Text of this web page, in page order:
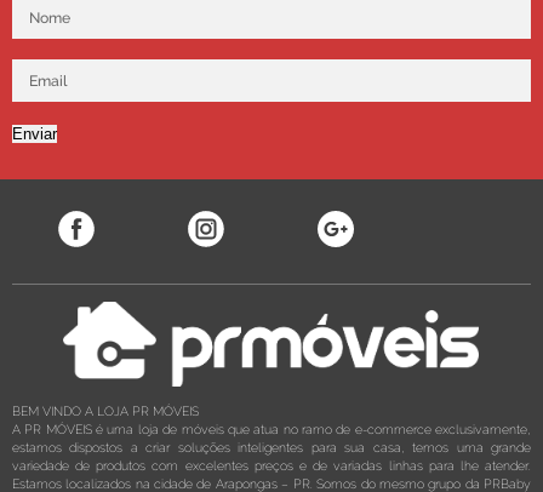
Enviar
BEM VINDO A LOJA PR MÓVEIS
A PR MÓVEIS é uma loja de móveis que atua no ramo de e-commerce exclusivamente,
estamos dispostos a criar soluções inteligentes para sua casa, temos uma grande
variedade de produtos com excelentes preços e de variadas linhas para lhe atender.
Estamos localizados na cidade de Arapongas – PR. Somos do mesmo grupo da PRBaby